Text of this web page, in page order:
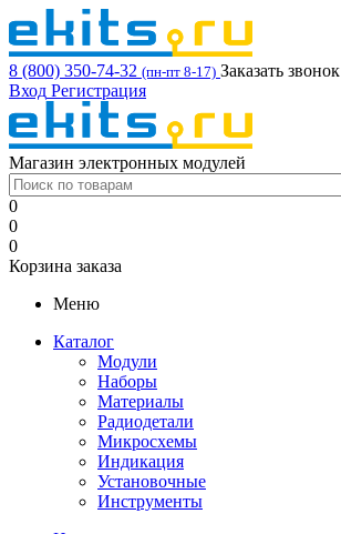
8 (800) 350-74-32 (пн-пт 8-17) Заказать звонок
Вход Регистрация
Магазин электронных модулей
0
0
0
Корзина заказа
Меню
Каталог
Модули
Наборы
Материалы
Радиодетали
Микросхемы
Индикация
Установочные
Инструменты